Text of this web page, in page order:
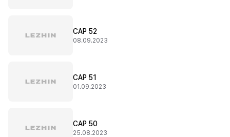
CAP 52
08.09.2023
CAP 51
01.09.2023
CAP 50
25.08.2023